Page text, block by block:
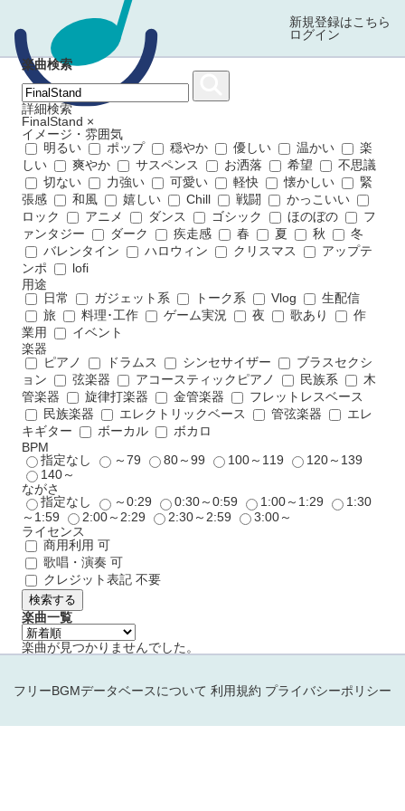
新規登録はこちら
ログイン
楽曲検索
詳細検索
FinalStand ×
イメージ・雰囲気
明るい
ポップ 穏やか 優しい 温かい
楽
しい
爽やか サスペンス お洒落 希望
不思議
切ない
力強い 可愛い 軽快 懐かしい
緊
張感
和風 嬉しい Chill 戦闘
かっこいい
ロック
アニメ ダンス ゴシック ほのぼの
フ
ァンタジー
ダーク 疾走感 春 夏 秋
冬
バレンタイン
ハロウィン クリスマス
アップテ
ンポ
lofi
用途
日常
ガジェット系 トーク系 Vlog
生配信
旅
料理･工作 ゲーム実況 夜 歌あり
作
業用
イベント
楽器
ピアノ
ドラムス シンセサイザー
ブラスセクシ
ョン
弦楽器 アコースティックピアノ 民族系
木
管楽器
旋律打楽器 金管楽器
フレットレスベース
民族楽器
エレクトリックベース 管弦楽器
エレ
キギター
ボーカル
ボカロ
BPM
指定なし
～79 80～99 100～119
120～139
140～
ながさ
指定なし
～0:29 0:30～0:59 1:00～1:29
1:30
～1:59
2:00～2:29 2:30～2:59
3:00～
ライセンス
商用利用 可
歌唱・演奏 可
クレジット表記 不要
検索する
楽曲一覧
楽曲が見つかりませんでした。
フリーBGMデータベースについて 利用規約 プライバシーポリシー